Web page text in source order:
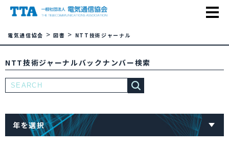
電気通信協会 >図書 > NTT技術ジャーナル
NTT技術ジャーナルバックナンバー検索
年を選択